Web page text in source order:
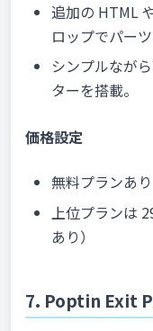
追加の HTML
ロップでパー
シンプルなが
ターを搭載。
価格設定
無料プランあ
上位プランは
あり）
7. Poptin Exit